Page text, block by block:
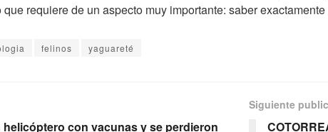
requiere de un aspecto muy importante: saber
felinos yaguareté
con vacunas y se perdieron
Siguiente